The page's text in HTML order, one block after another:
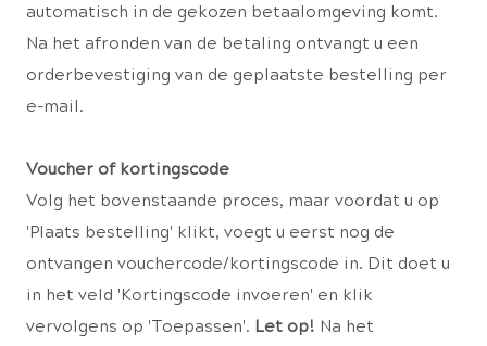
automatisch in de gekozen betaalomgeving komt.
Na het afronden van de betaling ontvangt u een
orderbevestiging van de geplaatste bestelling per
e-mail.
Voucher of kortingscode
Volg het bovenstaande proces, maar voordat u op
'Plaats bestelling' klikt, voegt u eerst nog de
ontvangen vouchercode/kortingscode in. Dit doet u
in het veld 'Kortingscode invoeren' en klik
vervolgens op 'Toepassen'. Let op! Na het